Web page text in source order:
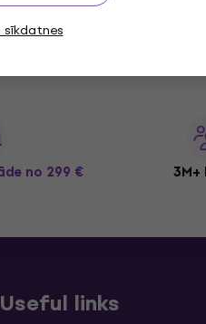
no 299 €
Useful links